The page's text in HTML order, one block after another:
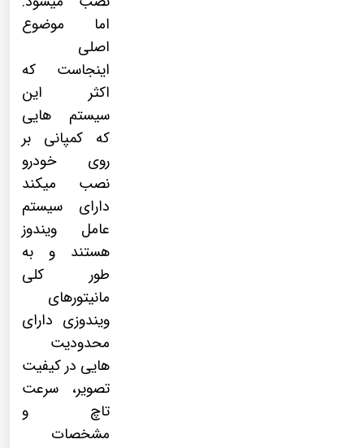
اما موضوع
اصلی
اینجاست که
اکثر این
سیستم هایی
که کمپانی بر
روی خودرو
نصب میکند
دارای سیستم
عامل ویندوز
هستند و به
طور کلی
مانیتورهای
ویندوزی دارای
محدودیت
هایی در کیفیت
تصویر، سرعت
تاچ و
مشخصات